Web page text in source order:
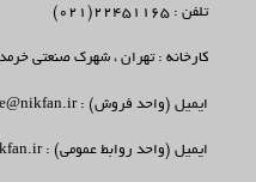
تلفن : 22451165(021)
کارخانه : تهران ، شهرک صنعتی
ایمیل (واحد فروش) : sale@nikfan.ir
ایمیل (واحد روابط عمومی) : info@nikfan.ir